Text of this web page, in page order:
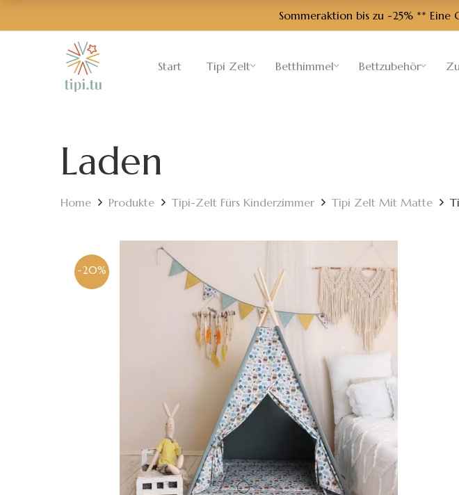
Sommeraktion bis zu -25% **
Start Tipi Zelt Betthimmel Bettzubehör
Laden
Home Produkte Tipi-Zelt Fürs Kinderzimmer Tipi Zelt Mit Matte
-20%